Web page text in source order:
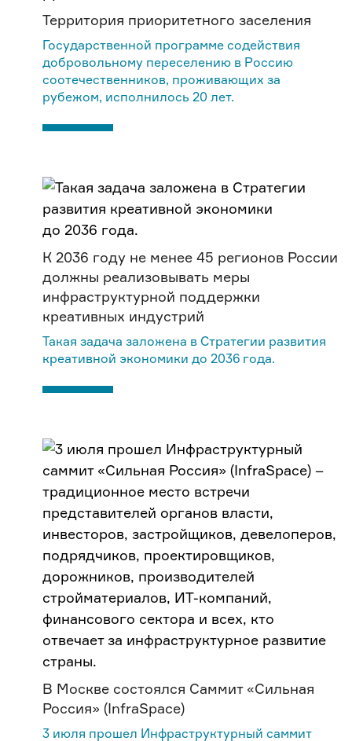
Территория приоритетного заселения
Государственной программе содействия
добровольному переселению в Россию
соотечественников, проживающих за
рубежом, исполнилось 20 лет.
К 2036 году не менее 45 регионов России
должны реализовывать меры
инфраструктурной поддержки
креативных индустрий
Такая задача заложена в Стратегии развития
креативной экономики до 2036 года.
В Москве состоялся Саммит «Сильная
Россия» (InfraSpace)
3 июля прошел Инфраструктурный саммит